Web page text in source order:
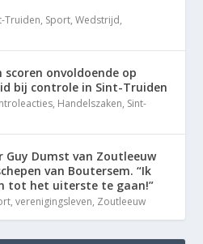
Truiden, Sport,Wedstrijd,
scoren onvoldoende op
bij controle in Sint-Truiden
, Handelszaken, Sint-
Guy Dumst van Zoutleeuw
van Boutersem. “Ik
tot het uiterste te gaan!”
,verenigingsleven, Zoutleeuw